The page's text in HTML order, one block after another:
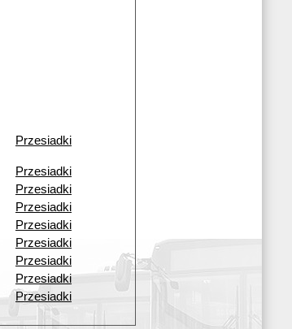
Przesiadki
Przesiadki
Przesiadki
Przesiadki
Przesiadki
Przesiadki
Przesiadki
Przesiadki
Przesiadki